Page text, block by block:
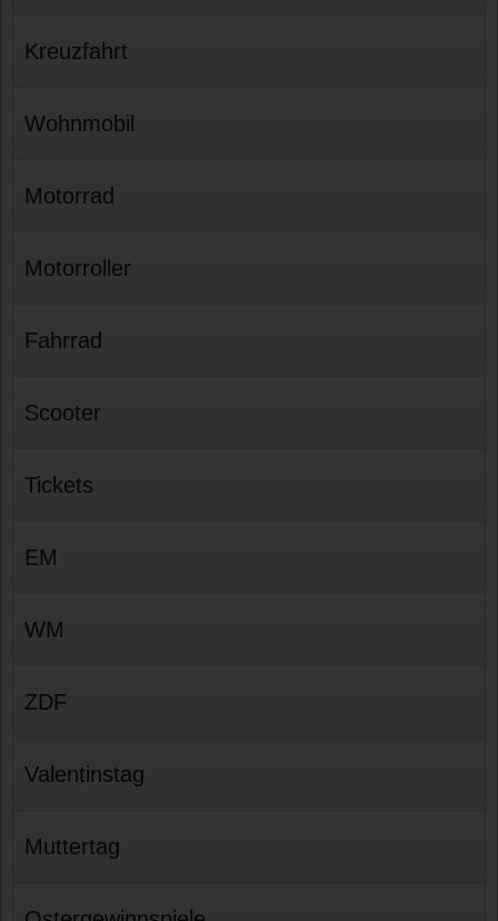
Kreuzfahrt
Wohnmobil
Motorrad
Motorroller
Fahrrad
Scooter
Tickets
EM
WM
ZDF
Valentinstag
Muttertag